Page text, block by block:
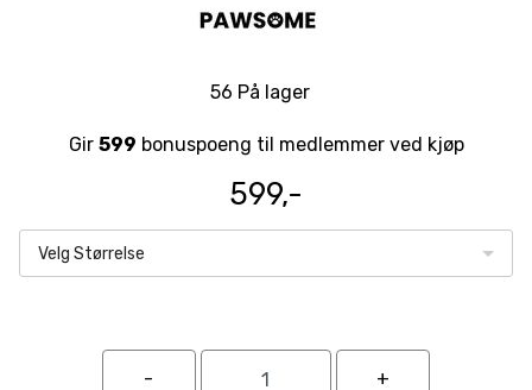
56 På lager
Gir 599 bonuspoeng til medlemmer ved kjøp
599,-
Velg Størrelse